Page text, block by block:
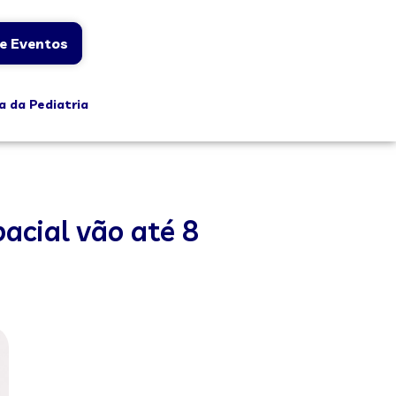
Eventos
da Pediatria
vão até 8